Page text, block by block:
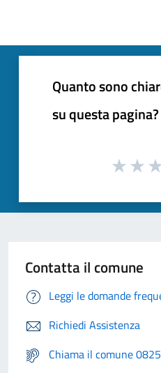
Quanto sono
su questa pagina?
Contatta il comune
Leggi le domande
Richiedi Assistenza
Chiama il comune